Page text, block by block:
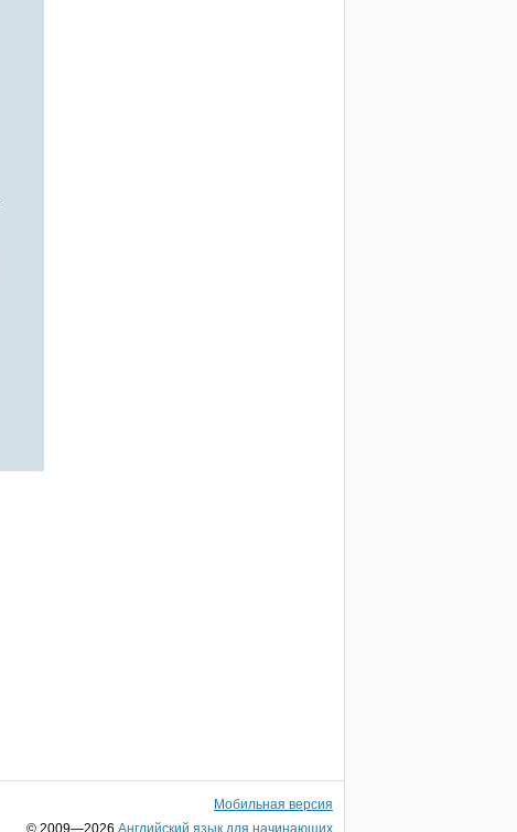
Мобильная версия
© 2009—2026 Английский язык для начинающих